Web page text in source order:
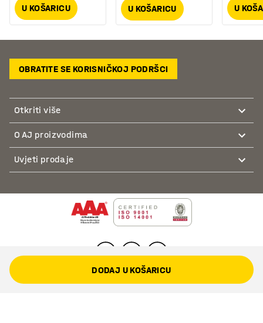
U KOŠARICU U KOŠARICU U
OBRATITE SE KORISNIČKOJ PODRŠCI
Otkriti više
O AJ proizvodima
Uvjeti prodaje
DODAJ U KOŠARICU